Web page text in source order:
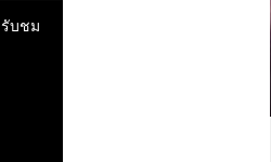
รับชม